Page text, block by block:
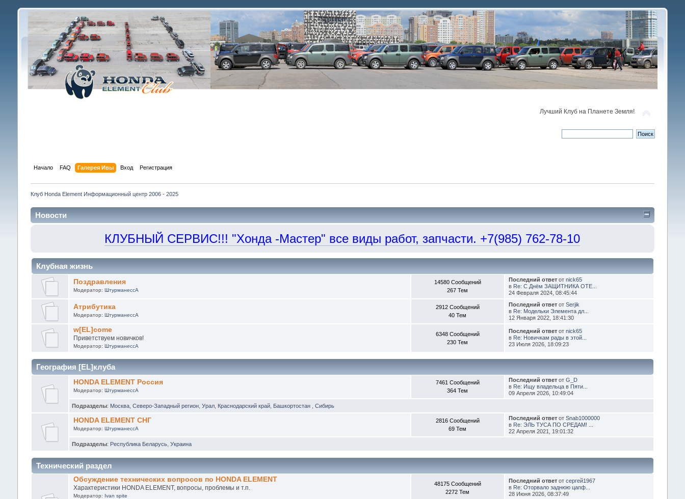
Лучший Клуб на Планете Земля!
Начало FAQ Галерея Ивы Вход Регистрация
Клуб Honda Element Информационный центр 2006 - 2025
Новости
КЛУБНЫЙ СЕРВИС!!! "Хонда -Мастер" все виды работ, запчасти. +7(985) 762-78-10
Клубная жизнь
Поздравления
Модератор:ШтурманессА
14580 Сообщений
267 Тем
Последний ответ отnick65
в Re: С Днём ЗАЩИТНИКА ОТЕ...
24 Февраля 2024, 08:45:44
Атрибутика
Модератор:ШтурманессА
2912 Сообщений
40 Тем
Последний ответ отSerjik
в Re: Модельки Элемента дл...
12 Января 2022, 18:41:30
w[EL]come
Приветствуем новичков!
Модератор:ШтурманессА
6348 Сообщений
230 Тем
Последний ответ отnick65
в Re: Новичкам рады в этой...
23 Июля 2026, 18:09:23
География [EL]клуба
HONDA ELEMENT Россия
Модератор:ШтурманессА
7461 Сообщений
364 Тем
Последний ответ отG_D
в Re: Ищу владельца в Пяти...
09 Апреля 2026, 10:49:04
Подразделы: Москва, Северо-Западный регион, Урал, Краснодарский край, Башкортостан Сибирь
HONDA ELEMENT СНГ
Модератор:ШтурманессА
2816 Сообщений
69 Тем
Последний ответ отSnab1000000
в Re: ЭЛЬ ТУСА ПО СРЕДАМ! ...
22 Апреля 2021, 19:01:32
Подразделы: Республика Беларусь, Украина
Технический раздел
Обсуждение технических вопросов по HONDA ELEMENT
Характеристики HONDA ELEMENT, вопросы, проблемы и т.п.
Модератор: Ivan spite
48175 Сообщений
2272 Тем
Последний ответ отсергей1967
в Re: Оторвало заднюю цапф...
28 Июня 2026, 08:37:49